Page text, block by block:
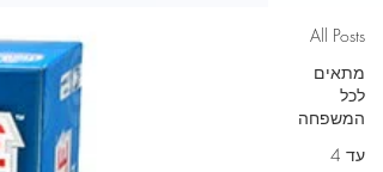
All Posts
מתאים
לכל
המשפחה
עד 4